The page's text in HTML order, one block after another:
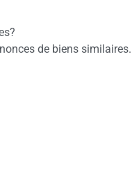
de biens similaires.